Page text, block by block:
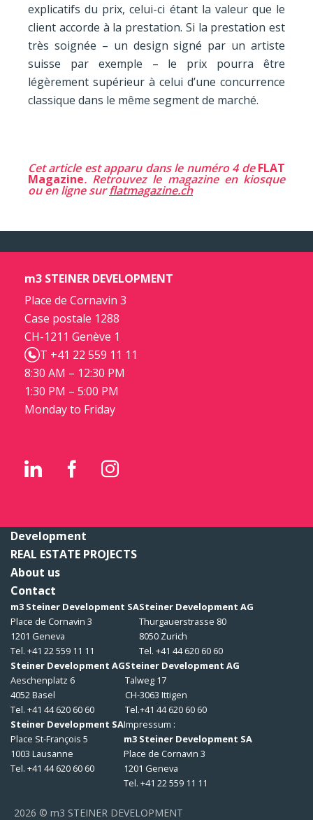
explicatifs du prix, celui-ci étant la valeur que le
client accorde à la prestation. Si la prestation est
très soignée – un design signé par un artiste
suisse par exemple – le prix pourra être
légèrement supérieur à celui d’une concurrence
classique dans le même segment de marché.
Cet article est apparu dans le numéro 4 deFLAT
Magazine. Retrouvez le magazine en kiosque
ou en ligne surflatmagazine.ch
m3 STEINER DEVELOPMENT
Place de Cornavin 3
Case postale 1288
CH-1211 Genève 1
T +41 22 559 11 11
8:30 AM – 12:30 PM
1:30 PM – 5:00 PM
Monday to Friday
Development
REAL ESTATE PROJECTS
About us
Contact
m3 Steiner Development SA
Place de Cornavin 3
1201 Geneva
Tel. +41 22 559 11 11
Steiner Development AG
Thurgauerstrasse 80
8050 Zurich
Tel. +41 44 620 60 60
Steiner Development AG
Aeschenplatz 6
4052 Basel
Tel. +41 44 620 60 60
Steiner Development AG
Talweg 17
CH-3063 Ittigen
Tel.+41 44 620 60 60
Steiner Development SA
Place St-François 5
1003 Lausanne
Tel. +41 44 620 60 60
Impressum :
m3 Steiner Development SA
Place de Cornavin 3
1201 Geneva
Tel. +41 22 559 11 11
2026 © m3 STEINER DEVELOPMENT